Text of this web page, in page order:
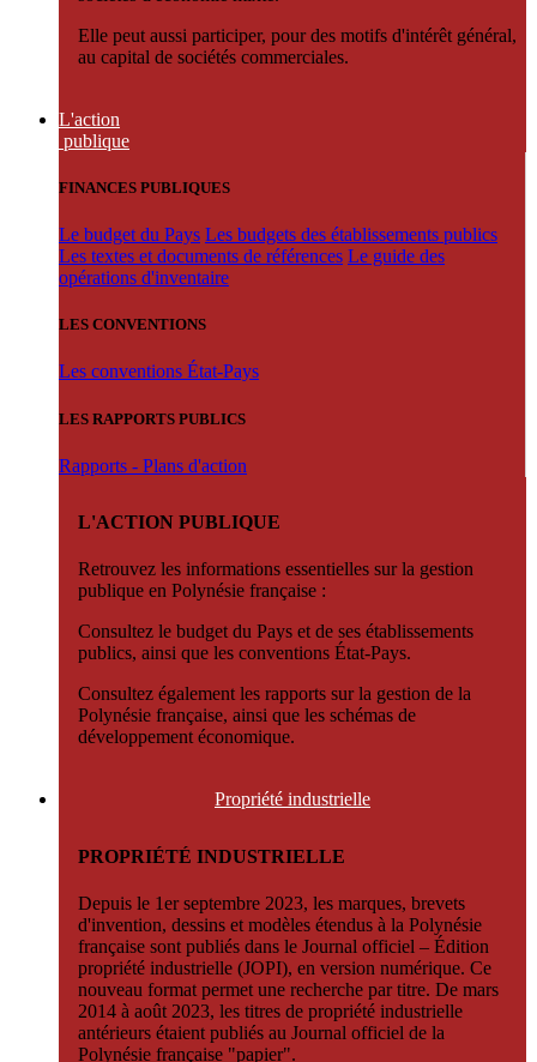
Elle peut aussi participer, pour des motifs d'intérêt général,
au capital de sociétés commerciales.
L'action
publique
FINANCES PUBLIQUES
Le budget du Pays Les budgets des établissements publics
Les textes et documents de références Le guide des
opérations d'inventaire
LES CONVENTIONS
Les conventions État-Pays
LES RAPPORTS PUBLICS
Rapports - Plans d'action
L'ACTION PUBLIQUE
Retrouvez les informations essentielles sur la gestion
publique en Polynésie française :
Consultez le budget du Pays et de ses établissements
publics, ainsi que les conventions État-Pays.
Consultez également les rapports sur la gestion de la
Polynésie française, ainsi que les schémas de
développement économique.
Propriété industrielle
PROPRIÉTÉ INDUSTRIELLE
Depuis le 1er septembre 2023, les marques, brevets
d'invention, dessins et modèles étendus à la Polynésie
française sont publiés dans le Journal officiel – Édition
propriété industrielle (JOPI), en version numérique. Ce
nouveau format permet une recherche par titre. De mars
2014 à août 2023, les titres de propriété industrielle
antérieurs étaient publiés au Journal officiel de la
Polynésie française "papier".